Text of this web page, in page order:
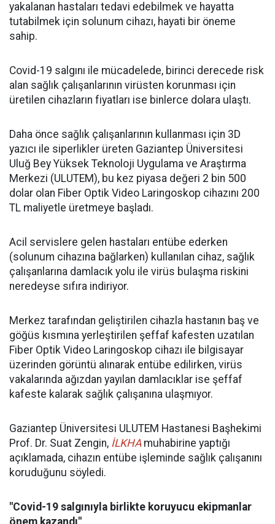
yakalanan hastaları tedavi edebilmek ve hayatta
tutabilmek için solunum cihazı, hayati bir öneme
sahip.
Covid-19 salgını ile mücadelede, birinci derecede risk
alan sağlık çalışanlarının virüsten korunması için
üretilen cihazların fiyatları ise binlerce dolara ulaştı.
Daha önce sağlık çalışanlarının kullanması için 3D
yazıcı ile siperlikler üreten Gaziantep Üniversitesi
Uluğ Bey Yüksek Teknoloji Uygulama ve Araştırma
Merkezi (ULUTEM), bu kez piyasa değeri 2 bin 500
dolar olan Fiber Optik Video Laringoskop cihazını 200
TL maliyetle üretmeye başladı.
Acil servislere gelen hastaları entübe ederken
(solunum cihazına bağlarken) kullanılan cihaz, sağlık
çalışanlarına damlacık yolu ile virüs bulaşma riskini
neredeyse sıfıra indiriyor.
Merkez tarafından geliştirilen cihazla hastanın baş ve
göğüs kısmına yerleştirilen şeffaf kafesten uzatılan
Fiber Optik Video Laringoskop cihazı ile bilgisayar
üzerinden görüntü alınarak entübe edilirken, virüs
vakalarında ağızdan yayılan damlacıklar ise şeffaf
kafeste kalarak sağlık çalışanına ulaşmıyor.
Gaziantep Üniversitesi ULUTEM Hastanesi Başhekimi
Prof. Dr. Suat Zengin, İLKHAmuhabirine yaptığı
açıklamada, cihazın entübe işleminde sağlık çalışanını
koruduğunu söyledi.
"Covid-19 salgınıyla birlikte koruyucu ekipmanlar
önem kazandı"